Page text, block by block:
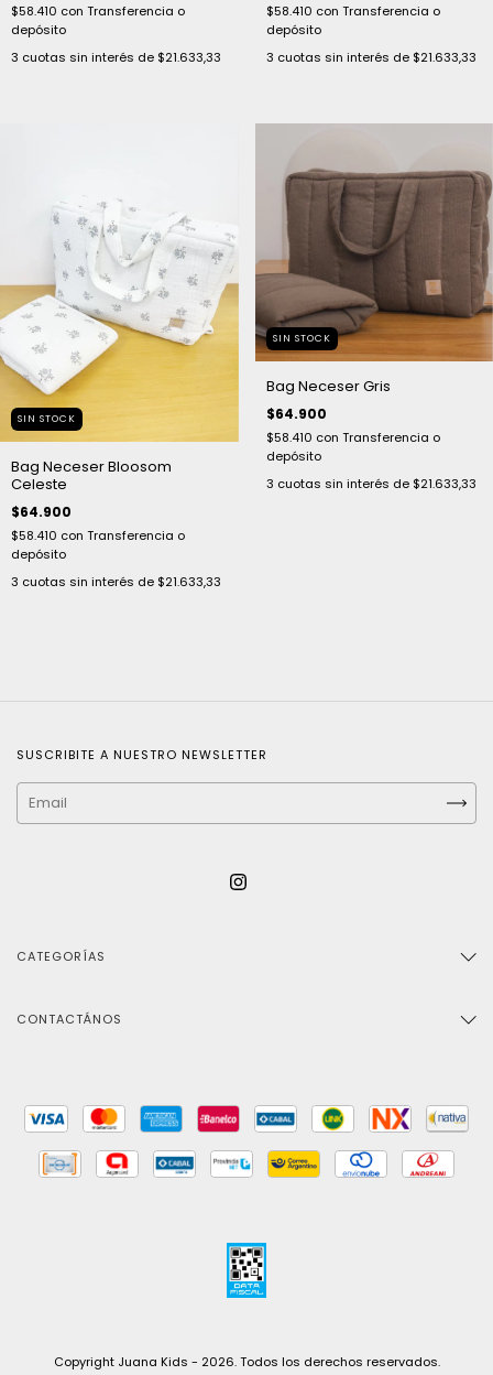
$58.410 con Transferencia o
depósito
3 cuotas sin interés de $21.633,33
$58.410 con Transferencia o
depósito
3 cuotas sin interés de $21.633,33
SIN STOCK
Bag Neceser Bloosom
Celeste
$64.900
$58.410 con Transferencia o
depósito
3 cuotas sin interés de $21.633,33
SIN STOCK
Bag Neceser Gris
$64.900
$58.410 con Transferencia o
depósito
3 cuotas sin interés de $21.633,33
SUSCRIBITE A NUESTRO NEWSLETTER
CATEGORÍAS
CONTACTÁNOS
Copyright Juana Kids - 2026. Todos los derechos reservados.